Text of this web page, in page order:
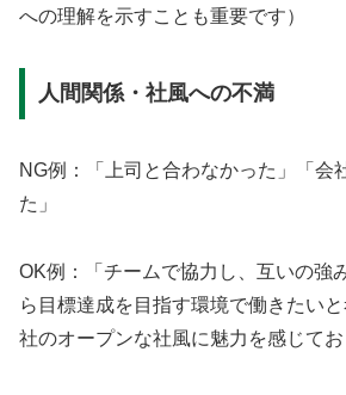
への理解を示すことも重要です）
人間関係・社風への不満
NG例：「上司と合わなかった」「会
た」
OK例：「チームで協力し、互いの強
ら目標達成を目指す環境で働きたい
社のオープンな社風に魅力を感じてお